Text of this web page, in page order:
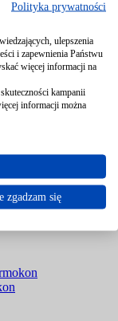
Thermokon
Polityka prywatności
ulepszenia
i zapewnienia Państwu
więcej informacji na
kampanii
informacji można
zgadzam się